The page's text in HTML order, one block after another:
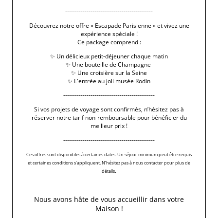
+33 1 45 48 35 53
info@signature-saintgermain.com
---------------------------------------------
Découvrez notre offre « Escapade Parisienne » et vivez une
expérience spéciale !
Ce package comprend :
✨ Un délicieux petit-déjeuner chaque matin
✨ Une bouteille de Champagne
✨ Une croisière sur la Seine
✨ L'entrée au joli musée Rodin
-----------------------------------------------
Si vos projets de voyage sont confirmés, n’hésitez pas à
réserver notre tarif non-remboursable pour bénéficier du
meilleur prix !
-----------------------------------------------
Ces offres sont disponibles à certaines dates. Un séjour minimum peut être requis
et certaines conditions s’appliquent. N’hésitez pas à nous contacter pour plus de
détails.
Nous avons hâte de vous accueillir dans votre
Maison !